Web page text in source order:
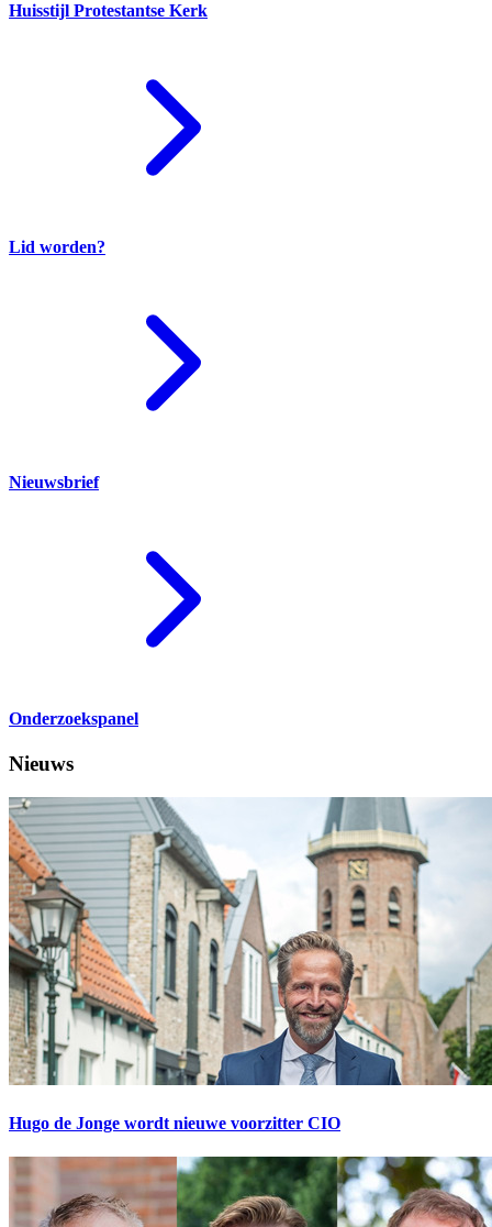
Huisstijl Protestantse Kerk
Lid worden?
Nieuwsbrief
Onderzoekspanel
Nieuws
Hugo de Jonge wordt nieuwe voorzitter CIO